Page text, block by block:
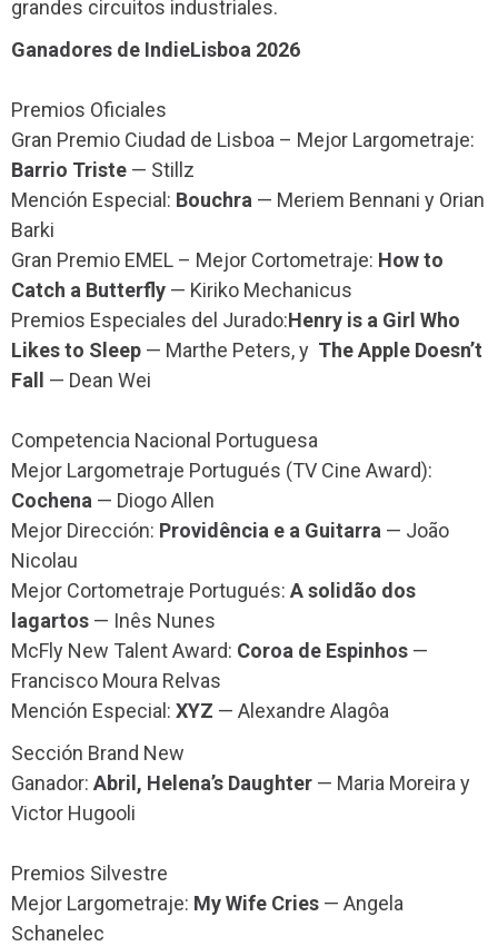
grandes circuitos industriales.
Ganadores de IndieLisboa 2026
Premios Oficiales
Gran Premio Ciudad de Lisboa – Mejor Largometraje:
Barrio Triste — Stillz
Mención Especial: Bouchra — Meriem Bennani y Orian
Barki
Gran Premio EMEL – Mejor Cortometraje: How to
Catch a Butterfly — Kiriko Mechanicus
Premios Especiales del Jurado:Henry is a Girl Who
Likes to Sleep — Marthe Peters, y The Apple Doesn’t
Fall — Dean Wei
Competencia Nacional Portuguesa
Mejor Largometraje Portugués (TV Cine Award):
Cochena — Diogo Allen
Mejor Dirección: Providência e a Guitarra — João
Nicolau
Mejor Cortometraje Portugués: A solidão dos
lagartos — Inês Nunes
McFly New Talent Award: Coroa de Espinhos —
Francisco Moura Relvas
Mención Especial: XYZ — Alexandre Alagôa
Sección Brand New
Ganador: Abril, Helena’s Daughter — Maria Moreira y
Victor Hugooli
Premios Silvestre
Mejor Largometraje: My Wife Cries — Angela
Schanelec